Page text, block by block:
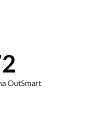
OutSmart